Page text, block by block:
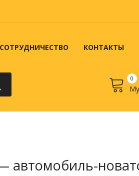
СОТРУДНИЧЕСТВО КОНТАКТЫ
0
in the cart.
автомобиль-